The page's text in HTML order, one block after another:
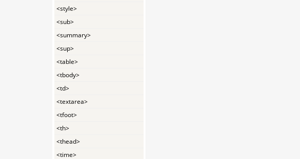
<style>
<sub>
<summary>
<sup>
<table>
<tbody>
<td>
<textarea>
<tfoot>
<th>
<thead>
<time>